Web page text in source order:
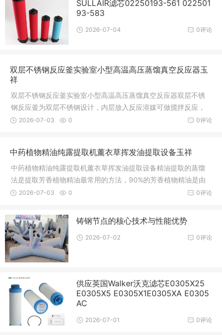
SULLAIR滤芯02250193-561 022501
93-583
0评论
2026-07-04
双层不锈钢反应釜实验室小型高温高压蒸馏真空反应器玉
祥
双层不锈钢反应釜实验室小型高温高压蒸馏真空反应器双层不锈
钢反应釜为双层不锈钢设计，内层放入反应溶媒可做搅拌反应，
夹层通上
0评论
2026-07-03 0
中药植物精油纯露提取机薰衣草挥发油提取设备玉祥
中药植物精油纯露提取机薰衣草挥发油提取设备精油提取的蒸馏
法是提取芳香植物精油最常用的方法，90%的芳香植物精油是由
蒸馏法取
0评论
2026-07-03 0
铸钢节点的核心技术与性能优势
0评论
2026-07-02
供应英国Walker沃克滤芯E0305X25
E0305X5 E0305X1E0305XA E0305
AC
0评论
2026-07-01